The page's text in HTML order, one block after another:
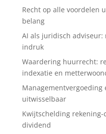
Recht op alle voordelen
belang
AI als juridisch
indruk
Waardering huurrecht:
indexatie en
uitwisselbaar
Kwijtschelding
dividend